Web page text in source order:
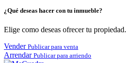
¿Qué deseas hacer con tu inmueble?
Elige como deseas ofrecer tu propiedad.
Vender Publicar para venta
Arrendar Publicar para arriendo